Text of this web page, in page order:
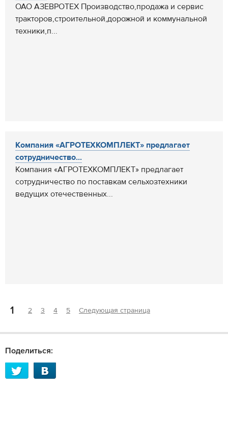
ОАО АЗЕВРОТЕХ Производство,продажа и сервис
тракторов,строительной,дорожной и коммунальной
техники,п...
Компания «АГРОТЕХКОМПЛЕКТ» предлагает
сотрудничество...
Компания «АГРОТЕХКОМПЛЕКТ» предлагает
сотрудничество по поставкам сельхозтехники
ведущих отечественных...
1 2 3 4 5 Следующая страница
Поделиться: